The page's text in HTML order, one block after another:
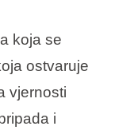
koja se
ostvaruje
vjernosti
i